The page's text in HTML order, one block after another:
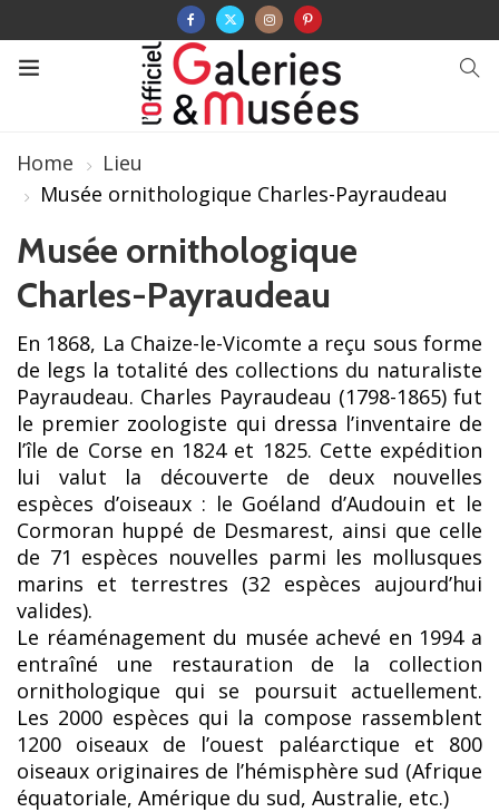
Home
Lieu
Musée ornithologique Charles-Payraudeau
Musée ornithologique
Charles-Payraudeau
En 1868, La Chaize-le-Vicomte a reçu sous forme
de legs la totalité des collections du naturaliste
Payraudeau. Charles Payraudeau (1798-1865) fut
le premier zoologiste qui dressa l’inventaire de
l’île de Corse en 1824 et 1825. Cette expédition
lui valut la découverte de deux nouvelles
espèces d’oiseaux : le Goéland d’Audouin et le
Cormoran huppé de Desmarest, ainsi que celle
de 71 espèces nouvelles parmi les mollusques
marins et terrestres (32 espèces aujourd’hui
valides).
Le réaménagement du musée achevé en 1994 a
entraîné une restauration de la collection
ornithologique qui se poursuit actuellement.
Les 2000 espèces qui la compose rassemblent
1200 oiseaux de l’ouest paléarctique et 800
oiseaux originaires de l’hémisphère sud (Afrique
équatoriale, Amérique du sud, Australie, etc.)